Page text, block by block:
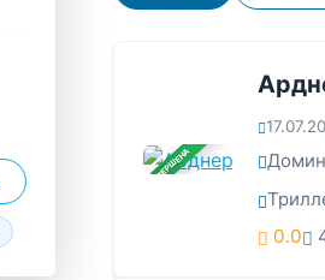
ЗАВЕРШЕНА
0.0